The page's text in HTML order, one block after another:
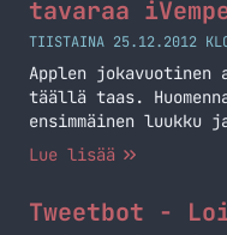
sovellukseen voit
postilaatikon ja
Mail Pilot muuttaa
tavaraa
TIISTAINA 25.12.2012
Applen jokavuotinen
täällä taas.
ensimmäinen luukku
Storesta. Sovellus
niin riemu on
Lue lisää
Tweetbot -